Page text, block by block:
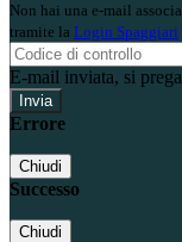
Non hai una e-mail
tramite la Login Spaggiari
E-mail inviata, si
Errore
Chiudi
Successo
Chiudi